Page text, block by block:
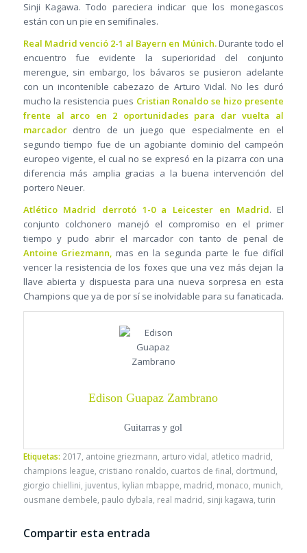
Sinji Kagawa. Todo pareciera indicar que los monegascos
están con un pie en semifinales.
Real Madrid venció 2-1 al Bayern en Múnich.Durante todo el
encuentro fue evidente la superioridad del conjunto
merengue, sin embargo, los bávaros se pusieron adelante
con un incontenible cabezazo de Arturo Vidal. No les duró
mucho la resistencia pues Cristian Ronaldo se hizo presente
frente al arco en 2 oportunidades para dar vuelta al
marcadordentro de un juego que especialmente en el
segundo tiempo fue de un agobiante dominio del campeón
europeo vigente, el cual no se expresó en la pizarra con una
diferencia más amplia gracias a la buena intervención del
portero Neuer.
Atlético Madrid derrotó 1-0 a Leicester en Madrid. El
conjunto colchonero manejó el compromiso en el primer
tiempo y pudo abrir el marcador con tanto de penal de
Antoine Griezmann, mas en la segunda parte le fue difícil
vencer la resistencia de los foxes que una vez más dejan la
llave abierta y dispuesta para una nueva sorpresa en esta
Champions que ya de por sí se inolvidable para su fanaticada.
Edison Guapaz Zambrano
Guitarras y gol
Etiquetas: 2017, antoine griezmann, arturo vidal, atletico madrid,
champions league, cristiano ronaldo, cuartos de final, dortmund,
giorgio chiellini, juventus, kylian mbappe, madrid, monaco, munich,
ousmane dembele, paulo dybala, real madrid, sinji kagawa, turin
Compartir esta entrada